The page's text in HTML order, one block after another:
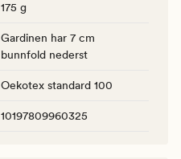
175 g
Gardinen har 7 cm
bunnfold nederst
Oekotex standard 100
10197809960325